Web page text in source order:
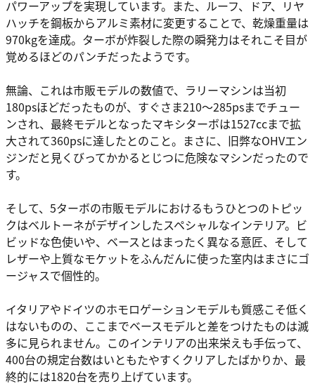
パワーアップを実現しています。また、ルーフ、ドア、リヤ
ハッチを鋼板からアルミ素材に変更することで、乾燥重量は
970kgを達成。ターボが炸裂した際の瞬発力はそれこそ目が
覚めるほどのパンチだったようです。
無論、これは市販モデルの数値で、ラリーマシンは当初
180psほどだったものが、すぐさま210～285psまでチュー
ンされ、最終モデルとなったマキシターボは1527ccまで拡
大されて360psに達したとのこと。まさに、旧弊なOHVエン
ジンだと見くびってかかるとじつに危険なマシンだったので
す。
そして、5ターボの市販モデルにおけるもうひとつのトピッ
クはベルトーネがデザインしたスペシャルなインテリア。ビ
ビッドな色使いや、ベースとはまったく異なる意匠、そして
レザーや上質なモケットをふんだんに使った室内はまさにゴ
ージャスで個性的。
イタリアやドイツのホモロゲーションモデルも質感こそ低く
はないものの、ここまでベースモデルと差をつけたものは滅
多に見られません。このインテリアの出来栄えも手伝って、
400台の規定台数はいともたやすくクリアしたばかりか、最
終的には1820台を売り上げています。